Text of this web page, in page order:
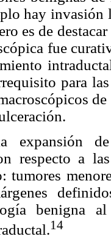
hay invasión
es de
fue
para
expansión
respecto a
tumores
benigna
14